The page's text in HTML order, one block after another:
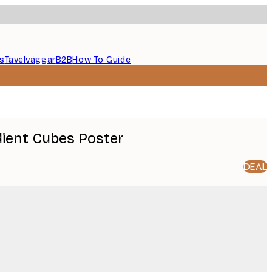
TavelväggarB2BHow To Guide
Cubes Poster
DEAL